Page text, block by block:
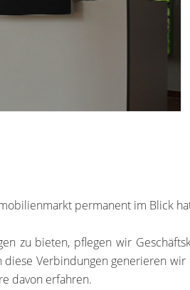
permanent im Blick
zu bieten, pflegen wir
Verbindungen generieren
davon erfahren.